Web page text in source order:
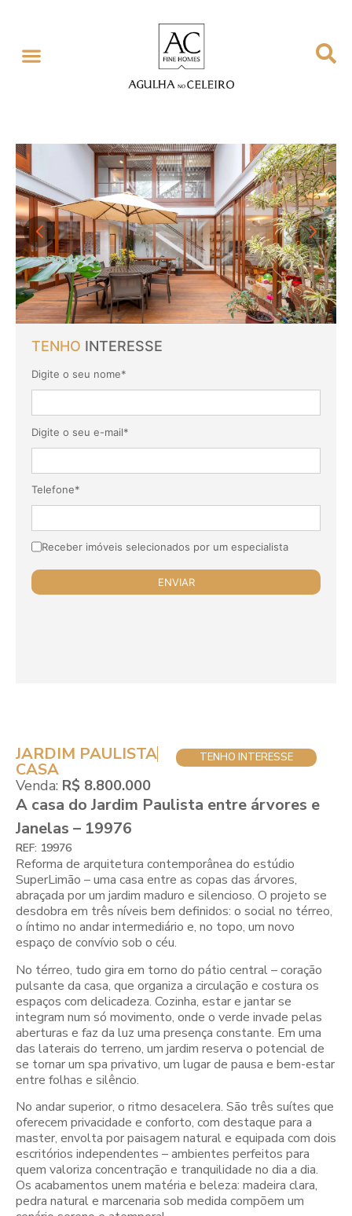
TENHO INTERESSE
Digite o seu nome*
Digite o seu e-mail*
Telefone*
Receber imóveis selecionados por um especialista
JARDIM PAULISTA
CASA
Venda: R$ 8.800.000
TENHO INTERESSE
A casa do Jardim Paulista entre árvores e
Janelas – 19976
REF: 19976
Reforma de arquitetura contemporânea do estúdio
SuperLimão – uma casa entre as copas das árvores,
abraçada por um jardim maduro e silencioso. O projeto se
desdobra em três níveis bem definidos: o social no térreo,
o íntimo no andar intermediário e, no topo, um novo
espaço de convívio sob o céu.
No térreo, tudo gira em torno do pátio central – coração
pulsante da casa, que organiza a circulação e costura os
espaços com delicadeza. Cozinha, estar e jantar se
integram num só movimento, onde o verde invade pelas
aberturas e faz da luz uma presença constante. Em uma
das laterais do terreno, um jardim reserva o potencial de
se tornar um spa privativo, um lugar de pausa e bem-estar
entre folhas e silêncio.
No andar superior, o ritmo desacelera. São três suítes que
oferecem privacidade e conforto, com destaque para a
master, envolta por paisagem natural e equipada com dois
escritórios independentes – ambientes perfeitos para
quem valoriza concentração e tranquilidade no dia a dia.
Os acabamentos unem matéria e beleza: madeira clara,
pedra natural e marcenaria sob medida compõem um